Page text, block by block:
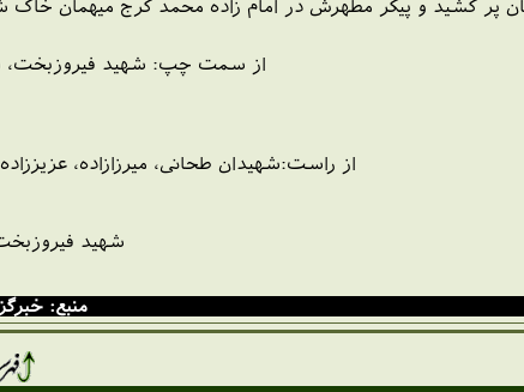
پر کشید و پیکر مطهرش در امام زاده محمد کرج میهمان خاک
از سمت چپ: شهید فیروزبخت،
از راست:شهیدان طحانی، میرزازاده،
شهید
منبع: